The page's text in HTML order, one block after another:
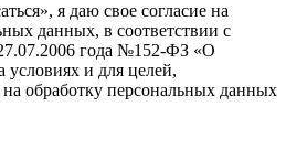
я даю свое согласие на
данных, в соответствии с
года №152-ФЗ «О
и для целей,
обработку персональных данных